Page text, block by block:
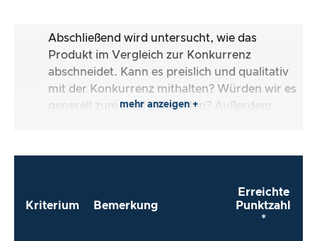
Abschließend wird untersucht, wie das
Produkt im Vergleich zur Konkurrenz
abschneidet. Kann es preislich und qualitativ
mit der Konkurrenz mithalten? Würden wir es
generell zum Kauf empfehlen? Außerdem
Bewertungen tatsächlich gerechtfertigt sind.
mehr anzeigen +
Kriterium Bemerkung
Erreichte
Punktzahl
*